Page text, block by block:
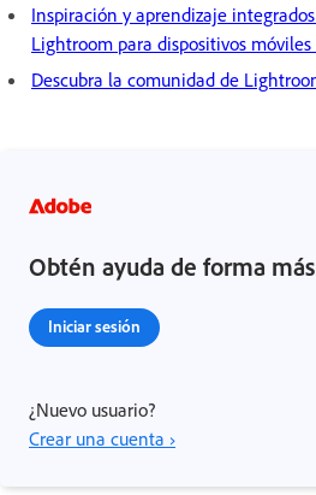
Inspiración y aprendizaje
Lightroom para dispositivos
Descubra la comunidad de
Obtén ayuda de forma
Iniciar sesión
¿Nuevo usuario?
Crear una cuenta ›